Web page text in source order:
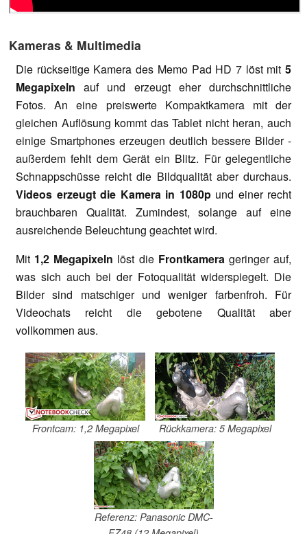
Kameras & Multimedia
Die rückseitige Kamera des Memo Pad HD 7 löst mit 5
Megapixeln auf und erzeugt eher durchschnittliche
Fotos. An eine preiswerte Kompaktkamera mit der
gleichen Auflösung kommt das Tablet nicht heran, auch
einige Smartphones erzeugen deutlich bessere Bilder -
außerdem fehlt dem Gerät ein Blitz. Für gelegentliche
Schnappschüsse reicht die Bildqualität aber durchaus.
Videos erzeugt die Kamera in 1080pund einer recht
brauchbaren Qualität. Zumindest, solange auf eine
ausreichende Beleuchtung geachtet wird.
Mit 1,2 Megapixeln löst dieFrontkamerageringer auf,
was sich auch bei der Fotoqualität widerspiegelt. Die
Bilder sind matschiger und weniger farbenfroh. Für
Videochats reicht die gebotene Qualität aber
vollkommen aus.
Frontcam: 1,2 Megapixel Rückkamera: 5 Megapixel
Referenz: Panasonic DMC-